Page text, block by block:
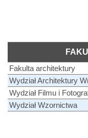
Fakulta architektury
Wydział Architektury
Wydział Filmu i
Wydział Wzornictwa